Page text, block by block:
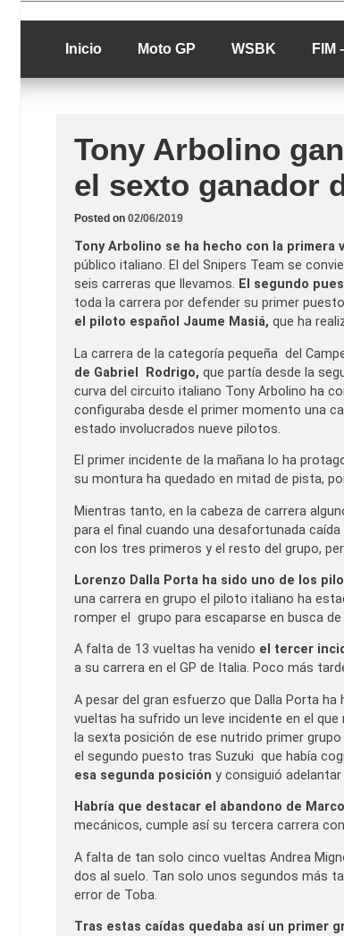
to
contentLucio Lopez
luciolopezgp
Inicio Moto GP WSBK FIM
Tony Arbolino
el sexto ganador
Posted on 02/06/2019
Tony Arbolino se ha hecho con la primera
público italiano. El del Snipers Team se
seis carreras que llevamos. El segundo
toda la carrera por defender su primer
el piloto español Jaume Masiá, que ha
La carrera de la categoría pequeña del
de Gabriel Rodrigo, que partía desde la
curva del circuito italiano Tony Arbolino ha
configuraba desde el primer momento una
estado involucrados nueve pilotos.
El primer incidente de la mañana lo ha
su montura ha quedado en mitad de pista,
Mientras tanto, en la cabeza de carrera
para el final cuando una desafortunada
con los tres primeros y el resto del grupo,
Lorenzo Dalla Porta ha sido uno de los
una carrera en grupo el piloto italiano ha
romper el grupo para escaparse en busca
A falta de 13 vueltas ha venido el tercer
a su carrera en el GP de Italia. Poco más
A pesar del gran esfuerzo que Dalla Porta
vueltas ha sufrido un leve incidente en el
la sexta posición de ese nutrido primer
el segundo puesto tras Suzuki que había
esa segunda posición y consiguió
Habría que destacar el abandono de
mecánicos, cumple así su tercera carrera
A falta de tan solo cinco vueltas Andrea
dos al suelo. Tan solo unos segundos más
error de Toba.
Tras estas caídas quedaba así un primer